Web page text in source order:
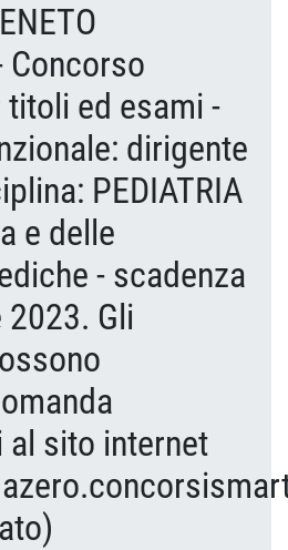
Concorso
ed esami -
dirigente
PEDIATRIA
e delle
- scadenza
2023. Gli
sito internet